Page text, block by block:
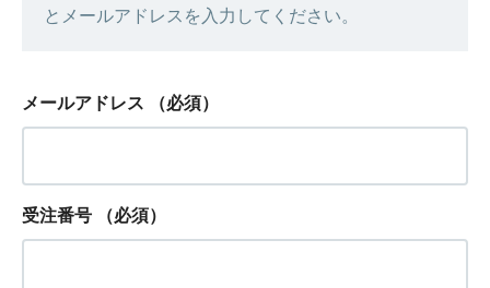
とメールアドレスを入力してください。
メールアドレス （必須）
受注番号 （必須）